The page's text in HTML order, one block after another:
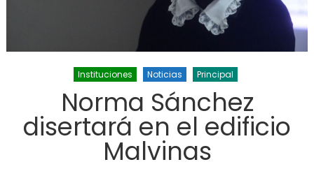
Instituciones Noticias Principal
Norma Sánchez
disertará en el edificio
Malvinas